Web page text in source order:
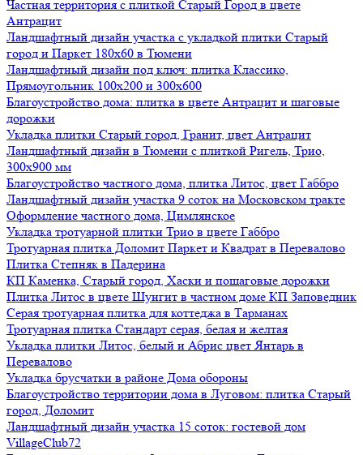
Частная территория с плиткой Старый Город в цвете
Антрацит
Ландшафтный дизайн участка с укладкой плитки Старый
город и Паркет 180х60 в Тюмени
Ландшафтный дизайн под ключ: плитка Классико,
Прямоугольник 100х200 и 300х600
Благоустройство дома: плитка в цвете Антрацит и шаговые
дорожки
Укладка плитки Старый город, Гранит, цвет Антрацит
Ландшафтный дизайн в Тюмени с плиткой Ригель, Трио,
300х900 мм
Благоустройство частного дома, плитка Литос, цвет Габбро
Ландшафтный дизайн участка 9 соток на Московском тракте
Оформление частного дома, Цимлянское
Укладка тротуарной плитки Трио в цвете Габбро
Тротуарная плитка Доломит Паркет и Квадрат в Перевалово
Плитка Степняк в Падерина
КП Каменка, Старый город, Хаски и пошаговые дорожки
Плитка Литос в цвете Шунгит в частном доме КП Заповедник
Серая тротуарная плитка для коттеджа в Тарманах
Тротуарная плитка Стандарт серая, белая и желтая
Укладка плитки Литос, белый и Абрис цвет Янтарь в
Перевалово
Укладка брусчатки в районе Дома обороны
Благоустройство территории дома в Луговом: плитка Старый
город, Доломит
Ландшафтный дизайн участка 15 соток: гостевой дом
VillageClub72